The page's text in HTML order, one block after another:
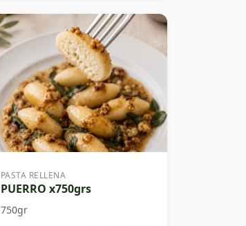
PASTA RELLENA
PUERRO x750grs
750gr